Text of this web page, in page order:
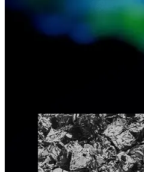
Ho preso visione
Scopri anche
Oltre ai materiali polimerici, il
approfondite su un'ampia gamma
metallici, tessuti e pelle, polveri per